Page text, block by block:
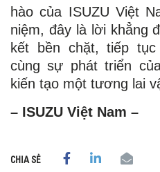
hào của ISUZU Việt
niệm, đây là lời khẳng
kết bền chặt, tiếp
cùng sự phát triển
kiến tạo một tương lai
– ISUZU Việt Nam –
CHIA SẺ